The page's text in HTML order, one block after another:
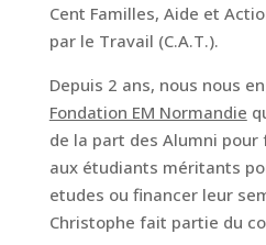
Cent Familles, Aide et
par le Travail (C.A.T.).
Depuis 2 ans, nous nous
Fondation EM Normandie
de la part des Alumni
aux étudiants méritants
etudes ou financer leur
Christophe fait partie du